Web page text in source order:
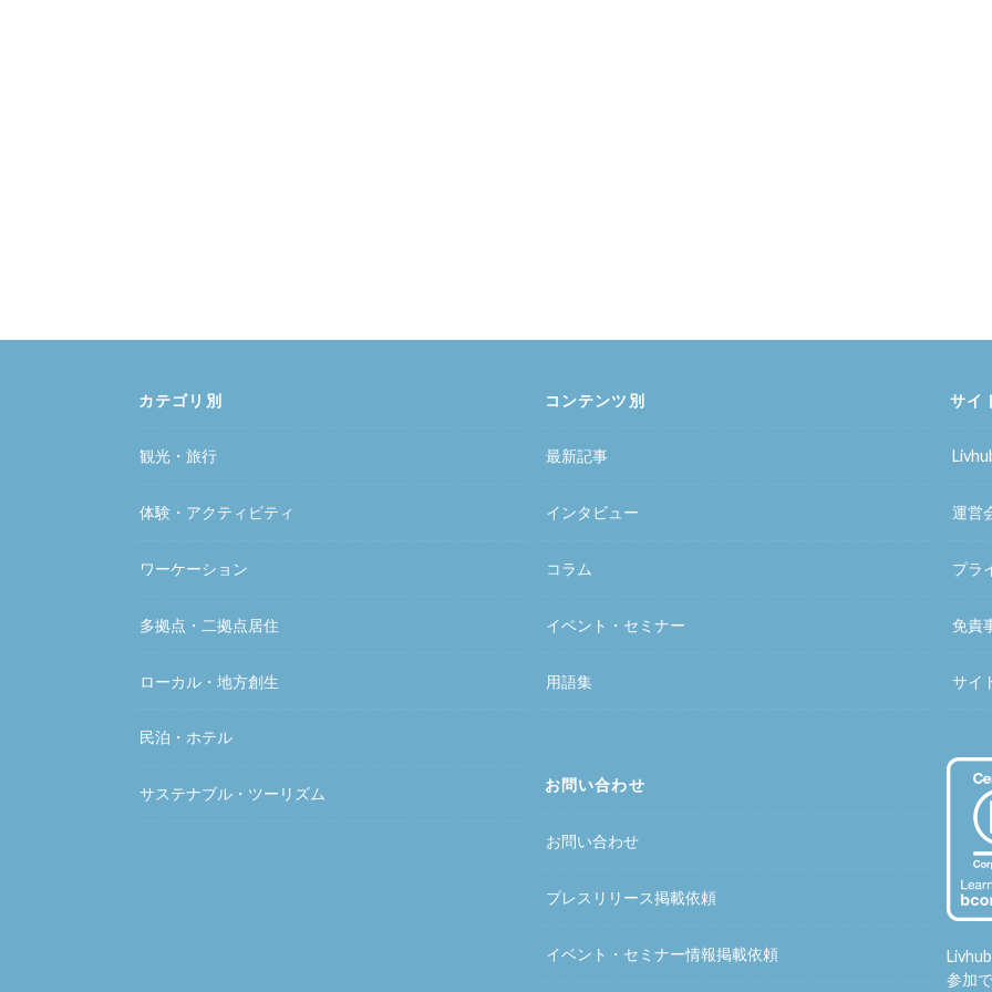
カテゴリ別
観光・旅行
体験・アクティビティ
ワーケーション
多拠点・二拠点居住
ローカル・地方創生
民泊・ホテル
サステナブル・ツーリズム
コンテンツ別
最新記事
インタビュー
コラム
イベント・セミナー
用語集
お問い合わせ
お問い合わせ
プレスリリース掲載依頼
イベント・セミナー情報掲載依頼
サイ
運営
プラ
免責
サイ
参加